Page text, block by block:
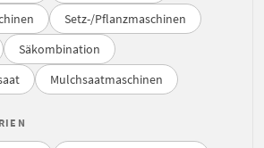
Setz-/Pflanzmaschinen
Säkombination
Mulchsaatmaschinen